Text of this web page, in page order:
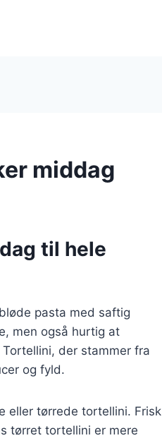
middag
til hele
pasta med saftig
men også hurtig at
der stammer fra
og fyld.
eller tørrede tortellini. Frisk
tørret tortellini er mere